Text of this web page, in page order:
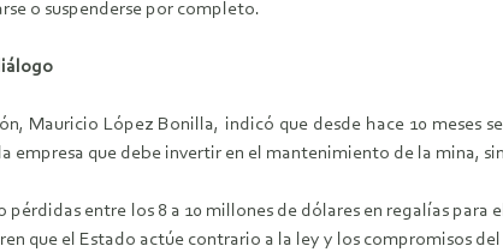
o suspenderse por completo.
Mauricio López Bonilla, indicó que desde hace 10
empresa que debe invertir en el mantenimiento de la mina,
pérdidas entre los 8 a 10 millones de dólares en regalías
que el Estado actúe contrario a la ley y los compromisos